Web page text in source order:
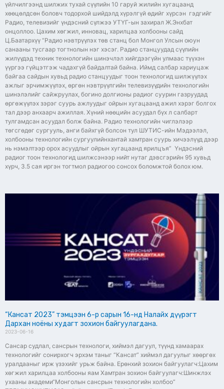
үйлчилгээнд шилжих тухай сүүлийн 10 гаруй жилийн хугацаанд
хөөцөлдсөн боловч тодорхой шийдэлд хүрэлгүй өдийг хүрсэн гэдгийг
Радио, телевизийг үндэсний сүлжээ УТҮГ-ын захирал Ж.Энхбат
онцоллоо. Цахим хөгжил, инновац, харилцаа холбооны сайд
Ц.Баатархүү “Радио нэвтрүүлэх төв станц бол Монгол Улсын оюун
санааны тусгаар тогтнолын нэг хэсэг. Радио станцуудад сүүлийн
жилүүдэд техник технологийн шинэчлэл хийгдээгүйн улмаас түүхэн
үүргээ гүйцэтгэж чадахгүй байдалтай байна. Иймд салбар хариуцаж
байгаа сайдын хувьд радио станцуудыг тоон технологид шилжүүлэх
ажлыг эрчимжүүлэх, өргөн нэвтрүүлгийн телевизүүдийн технологийн
шинэлэлийг сайжруулах, богино долгионы радиог суурин газруудад
өргөжүүлэх зэрэг суурь ажлуудыг ойрын хугацаанд ажил хэрэг болгох
тал дээр анхаарч ажиллая. Хүний нөөцийн асуудал бүх л салбарт
тулгамдсан асуудал болж байна. Радио технологийн чиглэлээр
төгсгөдөг сургууль, анги байхгүй болсон тул ШУТИС-ийн Мэдээлэл,
холбооны технологийн сургуулийнхантай хамтран суурь хичээлүүд дээр
нь нэмэлтээр орох асуудлыг ойрын хугацаанд ярилцъя” Үндэсний
радиог тоон технологид шилжсэнээр нийт нутаг дэвсгэрийн 95 хувьд
хүрч, 3.5 сая иргэн тогтмол радиогоо сонсох боломжтой болох юм.
“Кансат 2023” тэмцээн 6-р сарын 16-нд Налайх дүүрэгт
Дархан ноёны худагт зохион байгуулагдана.
2023-06-16
Сансар судлал, сансрын технологи, хиймэл дагуул, түүнд хамаарах
технологийг сонирхогч эрхэм таныг “Кансат” хиймэл дагуулыг хөөргөх
уралдааныг ирж үзэхийг урьж байна. Ерөнхий зохион байгуулагч:Цахим
хөгжил харилцаа холбооны яам Хамтран зохион байгуулагч:Шинжлэх
ухааны академи“Монголын сансрын технологийн холбоо”